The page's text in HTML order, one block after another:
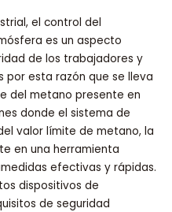
el control del
es un aspecto
de los trabajadores y
por esta razón que se lleva
del metano presente en
donde el sistema de
valor límite de metano, la
en una herramienta
efectivas y rápidas.
dispositivos de
de seguridad